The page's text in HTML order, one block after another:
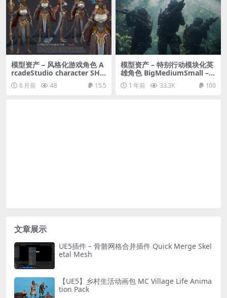
模型资产 – 风格化游戏角色 A
rcadeStudio character SHE
BA | T-Pose | Textures Incl
uded | Updated : Textured
6 月前 48 15.5
模型资产 – 特别行动模块化英
雄角色 BigMediumSmall – s
pecialops modular hero ch
aracter
1 年前 33.3K 100
文章展示
UE5插件 – 骨骼网格合并插件 Quick Merge Skel
etal Mesh
【UE5】乡村生活动画包 MC Village Life Anima
tion Pack